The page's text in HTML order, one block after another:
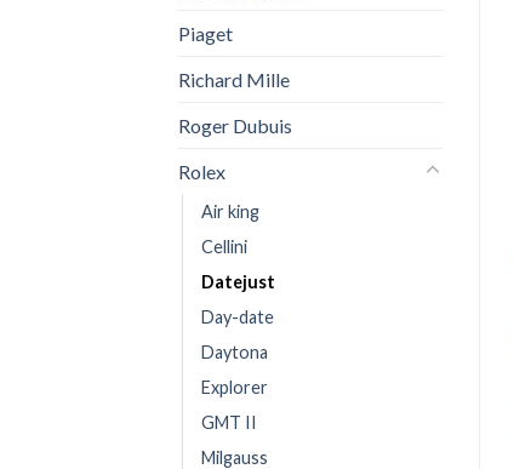
Piaget
Richard Mille
Roger Dubuis
Rolex
Air king
Cellini
Datejust
Day-date
Daytona
Explorer
GMT II
Milgauss
OUT OF STOCK